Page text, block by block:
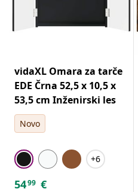
vidaXL Omara za tarče
EDE Črna 52,5 x 10,5 x
53,5 cm Inženirski les
Novo
+6
5499 €